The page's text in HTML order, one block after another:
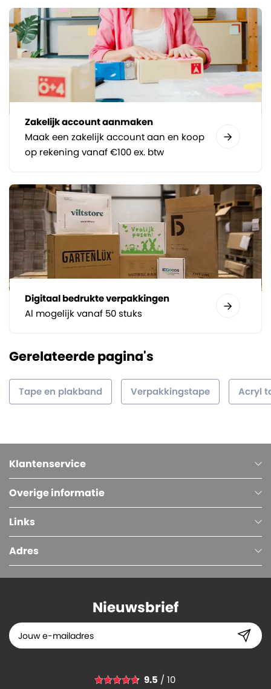
Zakelijk account aanmaken
Maak een zakelijk account aan en koop
op rekening vanaf €100 ex. btw
Digitaal bedrukte verpakkingen
Al mogelijk vanaf 50 stuks
Gerelateerde pagina's
Tape en plakband Verpakkingstape Acryl
Klantenservice
Overige informatie
Links
Adres
Nieuwsbrief
9.5 / 10